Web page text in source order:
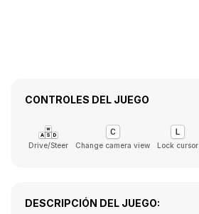
CONTROLES DEL JUEGO
Drive/Steer Change camera view Lock cursor
DESCRIPCIÓN DEL JUEGO: